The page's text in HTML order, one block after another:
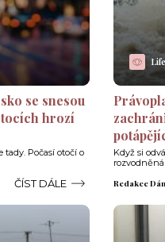
se snesou
hrozí
tady. Počasí otočí o
ČÍST DÁLE
Když si
rozvodněná
Redakce